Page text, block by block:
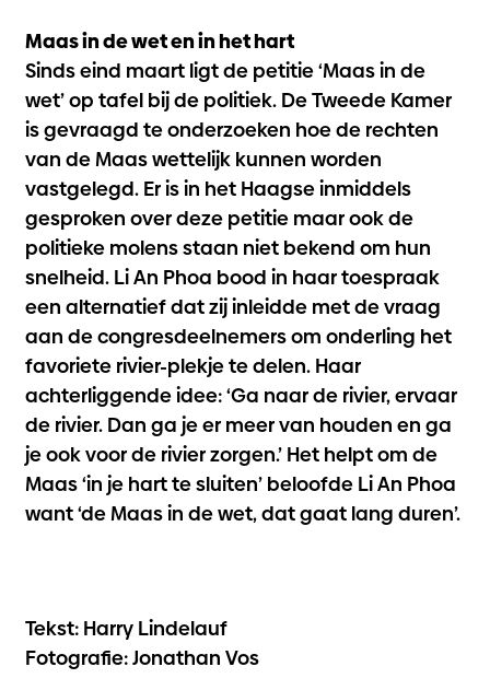
Maas in de wet en in het hart
Sinds eind maart ligt de petitie ‘Maas in de
wet’ op tafel bij de politiek. De Tweede Kamer
is gevraagd te onderzoeken hoe de rechten
van de Maas wettelijk kunnen worden
vastgelegd. Er is in het Haagse inmiddels
gesproken over deze petitie maar ook de
politieke molens staan niet bekend om hun
snelheid. Li An Phoa bood in haar toespraak
een alternatief dat zij inleidde met de vraag
aan de congresdeelnemers om onderling het
favoriete rivier-plekje te delen. Haar
achterliggende idee: ‘Ga naar de rivier, ervaar
de rivier. Dan ga je er meer van houden en ga
je ook voor de rivier zorgen.’ Het helpt om de
Maas ‘in je hart te sluiten’ beloofde Li An Phoa
want ‘de Maas in de wet, dat gaat lang duren’.
Tekst: Harry Lindelauf
Fotografie: Jonathan Vos